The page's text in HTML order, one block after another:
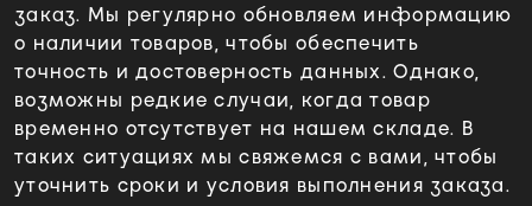
заказ. Мы регулярно обновляем информацию
о наличии товаров, чтобы обеспечить
точность и достоверность данных. Однако,
возможны редкие случаи, когда товар
временно отсутствует на нашем складе. В
таких ситуациях мы свяжемся с вами, чтобы
уточнить сроки и условия выполнения заказа.